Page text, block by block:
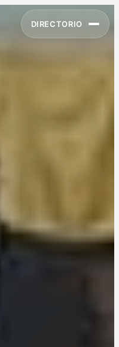
DIRECTORIO